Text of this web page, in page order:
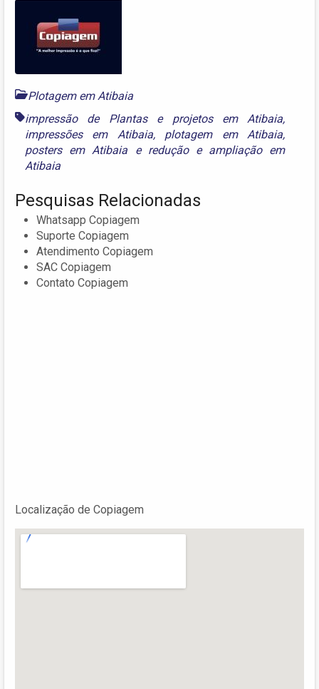
Plotagem em Atibaia
impressão de Plantas e projetos em Atibaia,
impressões em Atibaia, plotagem em Atibaia,
posters em Atibaia e redução e ampliação em
Atibaia
Pesquisas Relacionadas
Whatsapp Copiagem
Suporte Copiagem
Atendimento Copiagem
SAC Copiagem
Contato Copiagem
Localização de Copiagem